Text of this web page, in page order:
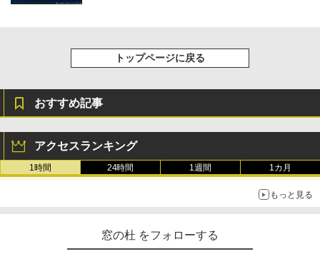
トップページに戻る
おすすめ記事
アクセスランキング
1時間 24時間 1週間 1カ月
もっと見る
窓の杜 をフォローする